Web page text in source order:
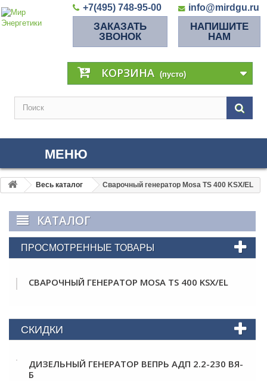
+7(495) 748-95-00 info@mirdgu.ru
ЗАКАЗАТЬ
ЗВОНОК
НАПИШИТЕ
НАМ
КОРЗИНА (пусто)
МЕНЮ
Весь каталог Сварочный генератор Mosa TS 400 KSX/EL
КАТАЛОГ
ПРОСМОТРЕННЫЕ ТОВАРЫ
СВАРОЧНЫЙ ГЕНЕРАТОР MOSA TS 400 KSX/EL
СКИДКИ
ДИЗЕЛЬНЫЙ ГЕНЕРАТОР ВЕПРЬ АДП 2.2-230 ВЯ-
Б